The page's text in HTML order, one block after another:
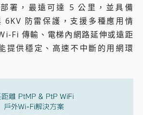
署，最遠可達 5 公里，並具備
6KV 防雷保護，支援多種應用情
Fi 傳輸、電梯內網路延伸或遠距
提供穩定、高速不中斷的用網環